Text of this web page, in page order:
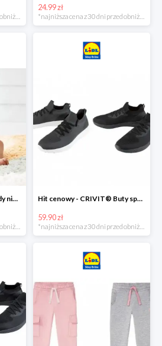
24.99 zł
Hit cenowy - LUPILU® Body niemowlęce z biobawełny, z krótkim rękawem, 5 sztuk
*najniższa cena z 30 dni przed obniżką
Hit cenowy - CRIVIT® Buty sportowe chłopięce WellWalk, 1 para
59.90 zł
*najniższa cena z 30 dni przed obniżką